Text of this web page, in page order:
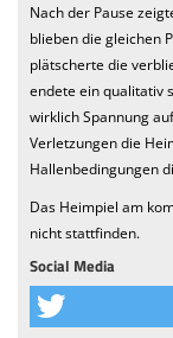
Nach der Pause
blieben die gleichen
plätscherte die
endete ein qualitativ
wirklich Spannung
Verletzungen die
Hallenbedingungen
Das Heimpiel am
nicht stattfinden.
Social Media